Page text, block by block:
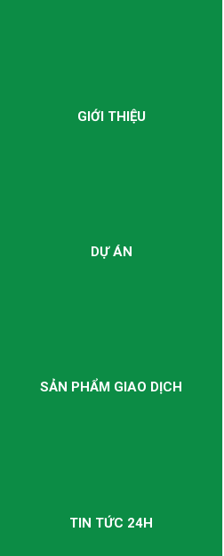
GIỚI THIỆU
DỰ ÁN
SẢN PHẨM GIAO DỊCH
TIN TỨC 24H